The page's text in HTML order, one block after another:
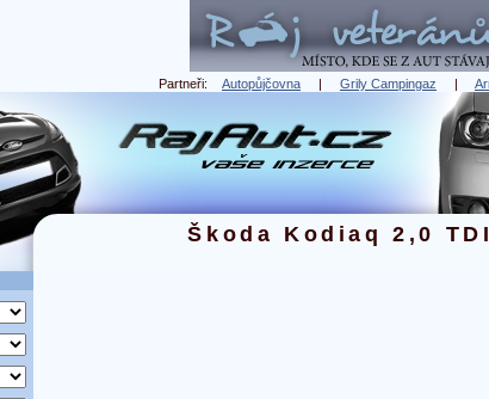
Partneři: Autopůjčovna | Grily Campingaz |
Škoda Kodiaq 2,0